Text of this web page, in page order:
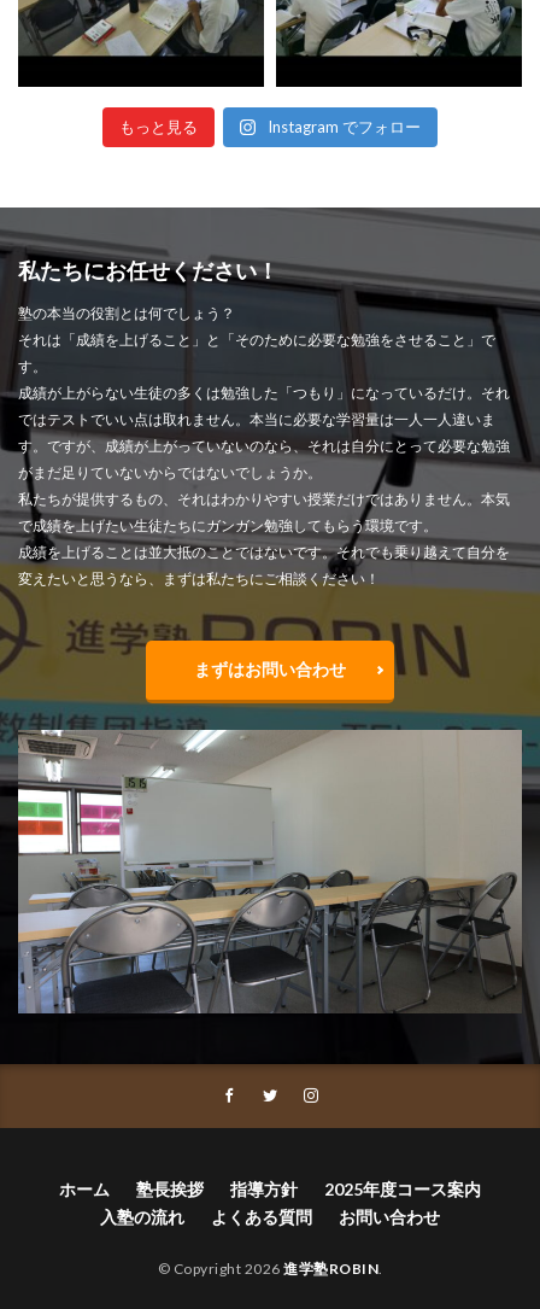
もっと見る Instagram でフォロー
私たちにお任せください！
塾の本当の役割とは何でしょう？
それは「成績を上げること」と「そのために必要な勉強をさせること」で
す。
成績が上がらない生徒の多くは勉強した「つもり」になっているだけ。それ
ではテストでいい点は取れません。本当に必要な学習量は一人一人違いま
す。ですが、成績が上がっていないのなら、それは自分にとって必要な勉強
がまだ足りていないからではないでしょうか。
私たちが提供するもの、それはわかりやすい授業だけではありません。本気
で成績を上げたい生徒たちにガンガン勉強してもらう環境です。
成績を上げることは並大抵のことではないです。それでも乗り越えて自分を
変えたいと思うなら、まずは私たちにご相談ください！
まずはお問い合わせ
ホーム 塾長挨拶 指導方針
2025年度コース案内
入塾の流れ
よくある質問 お問い合わせ
© Copyright 2026 進学塾ROBIN